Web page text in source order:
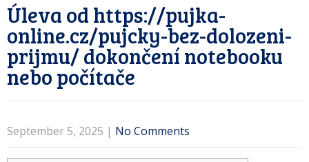
Úleva od https://pujka-
online.cz/pujcky-bez-dolozeni-
prijmu/ dokončení notebooku
nebo počítače
September 5, 2025 | No Comments